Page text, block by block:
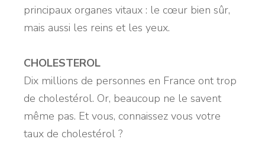
principaux organes vitaux : le cœur bien sûr,
mais aussi les reins et les yeux.
CHOLESTEROL
Dix millions de personnes en France ont trop
de cholestérol. Or, beaucoup ne le savent
même pas. Et vous, connaissez vous votre
taux de cholestérol ?